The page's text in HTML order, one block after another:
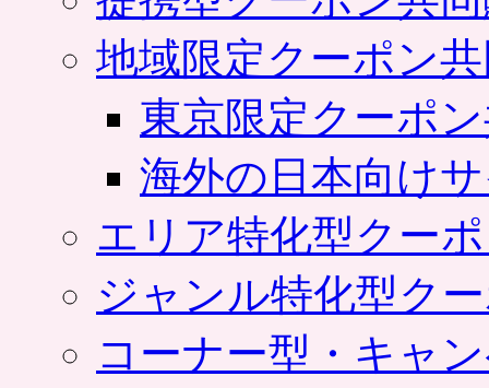
地域限定クーポン
東京限定クーポ
海外の日本向け
エリア特化型クー
ジャンル特化型ク
コーナー型・キャ